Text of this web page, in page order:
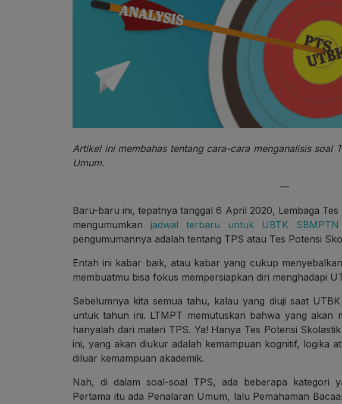
Artikel ini membahas tentang cara-cara menganalisis soal
Umum.
—
Baru-baru ini, tepatnya tanggal 6 April 2020, Lembaga
mengumumkan jadwal terbaru untuk UBTK
pengumumannya adalah tentang TPS atau Tes Potensi
Entah ini kabar baik, atau kabar yang cukup
membuatmu bisa fokus mempersiapkan diri menghadapi
Sebelumnya kita semua tahu, kalau yang diuji saat
untuk tahun ini. LTMPT memutuskan bahwa yang akan
hanyalah dari materi TPS. Ya! Hanya Tes Potensi
ini, yang akan diukur adalah kemampuan kognitif, logika
diluar kemampuan akademik.
Nah, di dalam soal-soal TPS, ada beberapa kategori
Pertama itu ada Penalaran Umum, lalu Pemahaman